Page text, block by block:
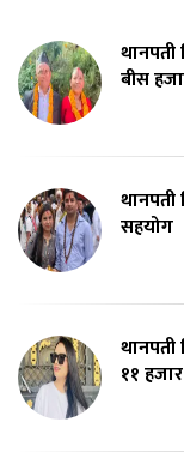
थानपती
बीस
थानपती
सहयोग
थानपती
११